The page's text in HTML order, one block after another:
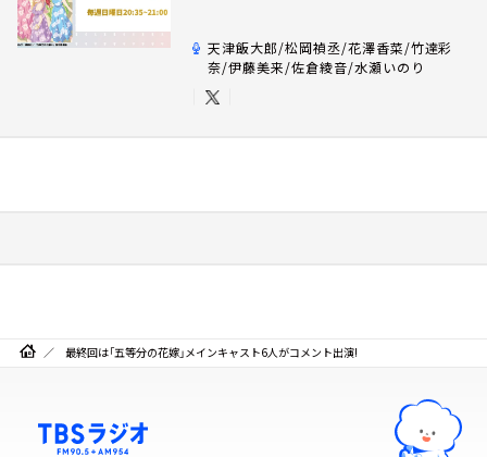
天津飯大郎/松岡禎丞/花澤香菜/竹達彩
奈/伊藤美来/佐倉綾音/水瀬いのり
最終回は「五等分の花嫁」メインキャスト6人がコメント出演!